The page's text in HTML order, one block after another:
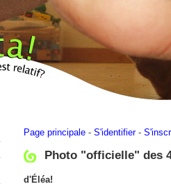
Page principale - S'identifier -
Photo "officielle" des
d'Éléa!